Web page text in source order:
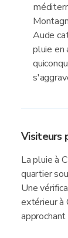
Aude
pluie en
Visiteurs
La pluie à
quartier
Une
extérieur à